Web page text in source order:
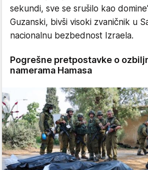
sekundi, sve se srušilo kao
Guzanski, bivši visoki zvaničnik u
nacionalnu bezbednost Izraela.
Pogrešne pretpostavke o
namerama Hamasa